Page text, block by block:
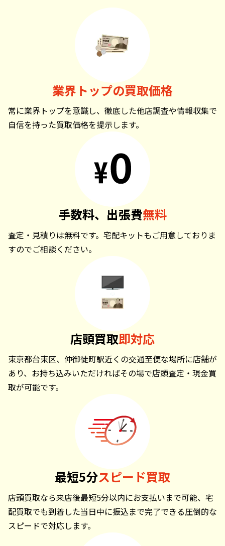
業界トップの買取価格
常に業界トップを意識し、徹底した他店調査や情報収集で
自信を持った買取価格を提示します。
手数料、出張費無料
査定・見積りは無料です。宅配キットもご用意しておりま
すのでご相談ください。
店頭買取即対応
東京都台東区、仲御徒町駅近くの交通至便な場所に店舗が
あり、お持ち込みいただければその場で店頭査定・現金買
取が可能です。
最短5分スピード買取
店頭買取なら来店後最短5分以内にお支払いまで可能、宅
配買取でも到着した当日中に振込まで完了できる圧倒的な
スピードで対応します。